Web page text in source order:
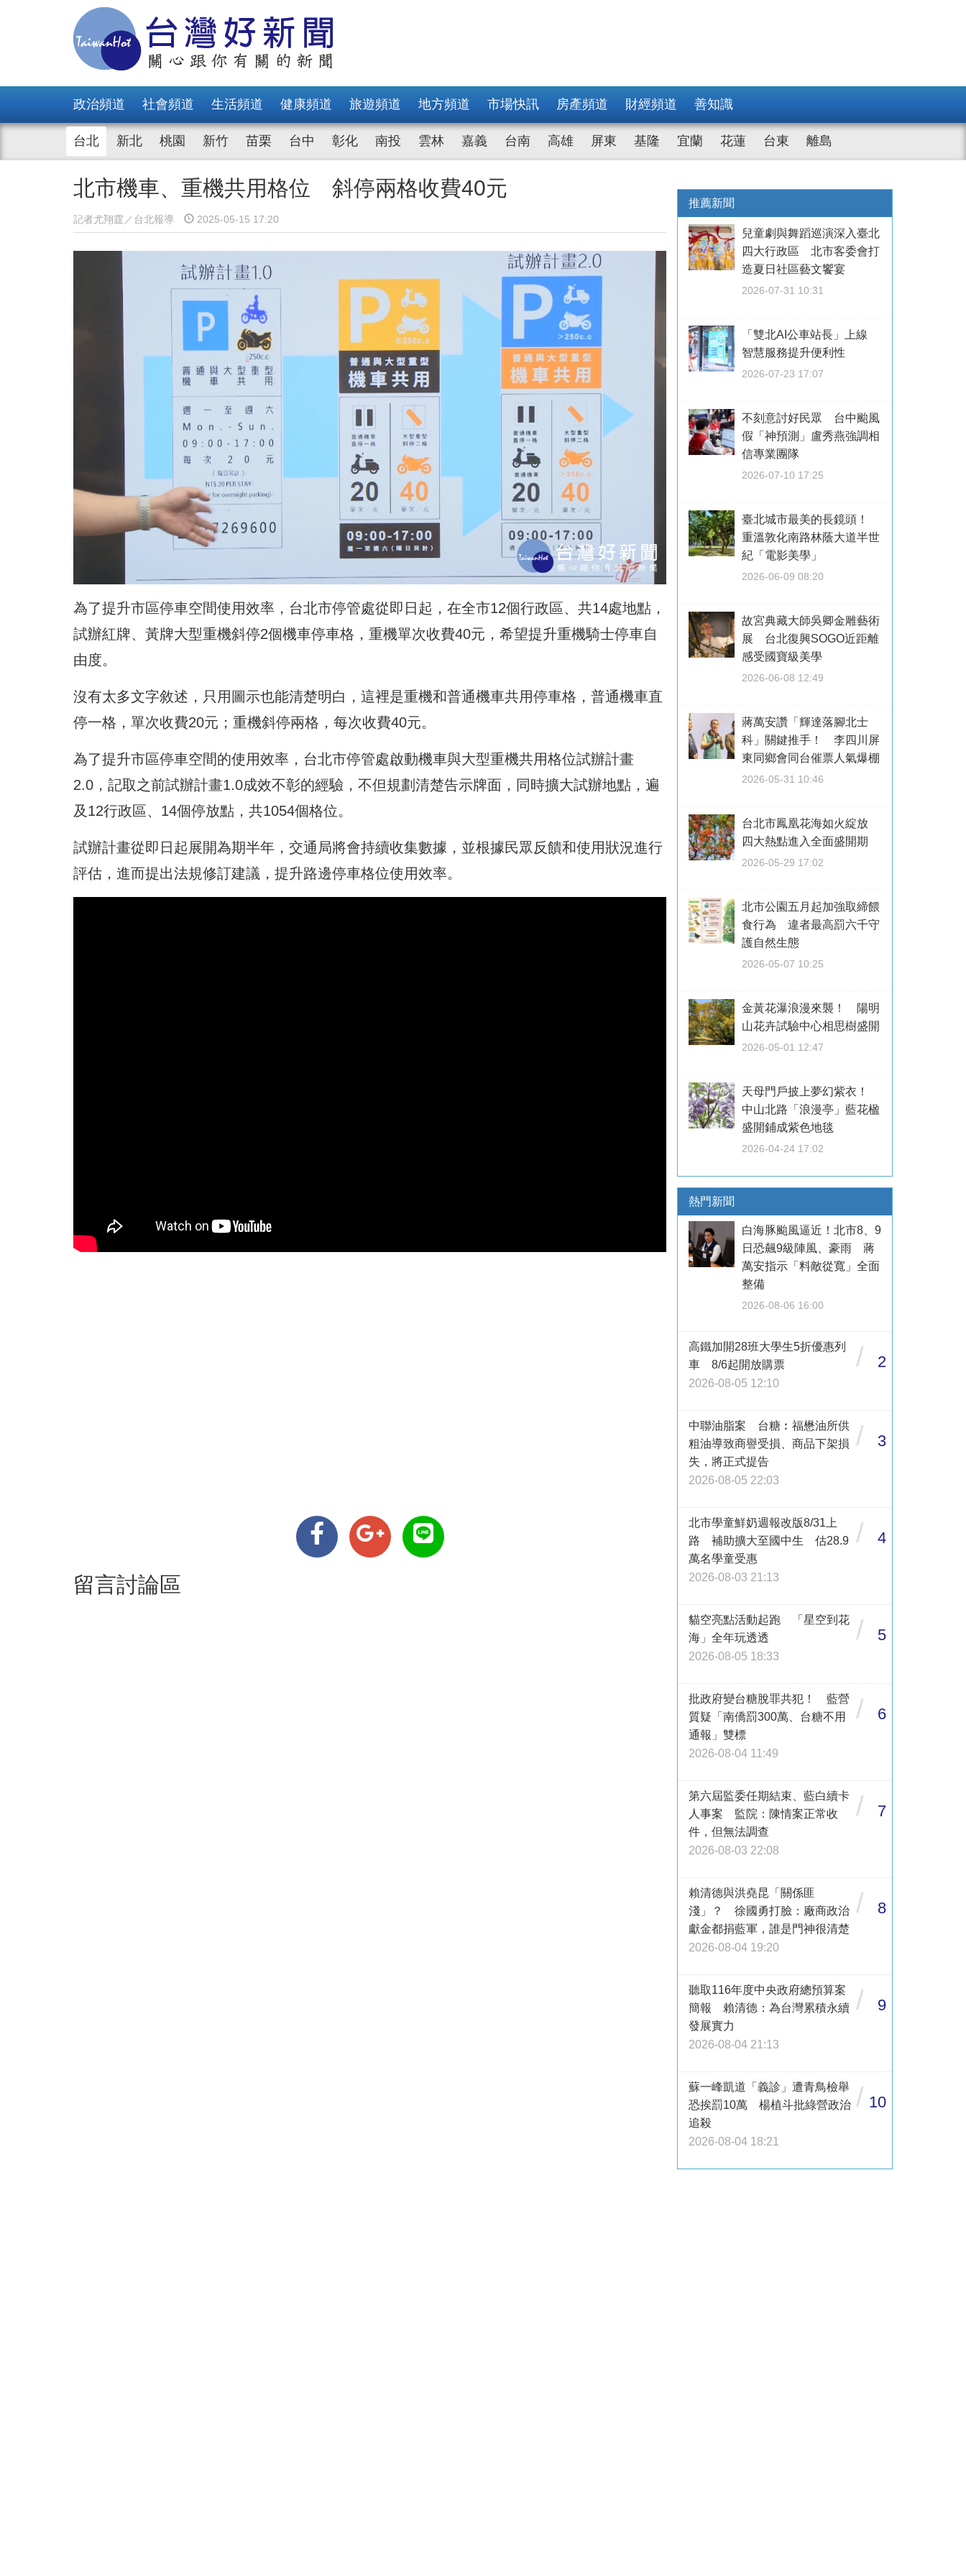
政治頻道 社會頻道 生活頻道 健康頻道 旅遊頻道 地方頻道 市場快訊 房產頻道 財經頻道 善知識
台北 新北 桃園 新竹 苗栗 台中 彰化 南投 雲林 嘉義 台南 高雄 屏東 基隆 宜蘭 花蓮 台東 離島
北市機車、重機共用格位 斜停兩格收費40元
記者尤翔霆／台北報導 2025-05-15 17:20
為了提升市區停車空間使用效率，台北市停管處從即日起，在全市12個行政區、共14處地點，
試辦紅牌、黃牌大型重機斜停2個機車停車格，重機單次收費40元，希望提升重機騎士停車自
由度。
沒有太多文字敘述，只用圖示也能清楚明白，這裡是重機和普通機車共用停車格，普通機車直
停一格，單次收費20元；重機斜停兩格，每次收費40元。
為了提升市區停車空間的使用效率，台北市停管處啟動機車與大型重機共用格位試辦計畫
2.0，記取之前試辦計畫1.0成效不彰的經驗，不但規劃清楚告示牌面，同時擴大試辦地點，遍
及12行政區、14個停放點，共1054個格位。
試辦計畫從即日起展開為期半年，交通局將會持續收集數據，並根據民眾反饋和使用狀況進行
評估，進而提出法規修訂建議，提升路邊停車格位使用效率。
留言討論區
推薦新聞
兒童劇與舞蹈巡演深入臺北
四大行政區 北市客委會打
造夏日社區藝文饗宴
2026-07-31 10:31
「雙北AI公車站長」上線
智慧服務提升便利性
2026-07-23 17:07
不刻意討好民眾 台中颱風
假「神預測」盧秀燕強調相
信專業團隊
2026-07-10 17:25
臺北城市最美的長鏡頭！
重溫敦化南路林蔭大道半世
紀「電影美學」
2026-06-09 08:20
故宮典藏大師吳卿金雕藝術
展 台北復興SOGO近距離
感受國寶級美學
2026-06-08 12:49
蔣萬安讚「輝達落腳北士
科」關鍵推手！ 李四川屏
東同鄉會同台催票人氣爆棚
2026-05-31 10:46
台北市鳳凰花海如火綻放
四大熱點進入全面盛開期
2026-05-29 17:02
北市公園五月起加強取締餵
食行為 違者最高罰六千守
護自然生態
2026-05-07 10:25
金黃花瀑浪漫來襲！ 陽明
山花卉試驗中心相思樹盛開
2026-05-01 12:47
天母門戶披上夢幻紫衣！
中山北路「浪漫亭」藍花楹
盛開鋪成紫色地毯
2026-04-24 17:02
熱門新聞
白海豚颱風逼近！北市8、9
日恐飆9級陣風、豪雨 蔣
萬安指示「料敵從寬」全面
整備
2026-08-06 16:00
高鐵加開28班大學生5折優惠列
車 8/6起開放購票
2026-08-05 12:10
/ 2
中聯油脂案 台糖︰福懋油所供
粗油導致商譽受損、商品下架損
失，將正式提告
2026-08-05 22:03
/ 3
北市學童鮮奶週報改版8/31上
路 補助擴大至國中生 估28.9
萬名學童受惠
2026-08-03 21:13
/ 4
貓空亮點活動起跑 「星空到花
海」全年玩透透
2026-08-05 18:33
/ 5
批政府變台糖脫罪共犯！ 藍營
質疑「南僑罰300萬、台糖不用
通報」雙標
2026-08-04 11:49
/ 6
第六屆監委任期結束、藍白續卡
人事案 監院：陳情案正常收
件，但無法調查
2026-08-03 22:08
/ 7
賴清德與洪堯昆「關係匪
淺」？ 徐國勇打臉：廠商政治
獻金都捐藍軍，誰是門神很清楚
2026-08-04 19:20
/ 8
聽取116年度中央政府總預算案
簡報 賴清德：為台灣累積永續
發展實力
2026-08-04 21:13
/ 9
蘇一峰凱道「義診」遭青鳥檢舉
恐挨罰10萬 楊植斗批綠營政治
追殺
2026-08-04 18:21
/ 10